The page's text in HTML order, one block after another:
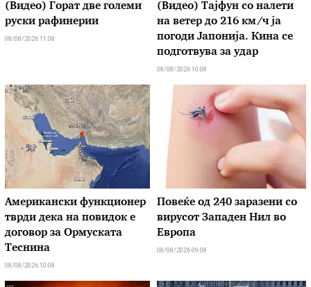
(Видео) Горат две големи
руски рафинерии
08/08/2026 11:08
(Видео) Тајфун со налети
на ветер до 216 км/ч ја
погоди Јапонија. Кина се
подготвува за удар
08/08/2026 10:08
Американски функционер
тврди дека на повидок е
договор за Ормуската
Теснина
08/08/2026 10:08
Повеќе од 240 заразени со
вирусот Западен Нил во
Европа
08/08/2026 09:08